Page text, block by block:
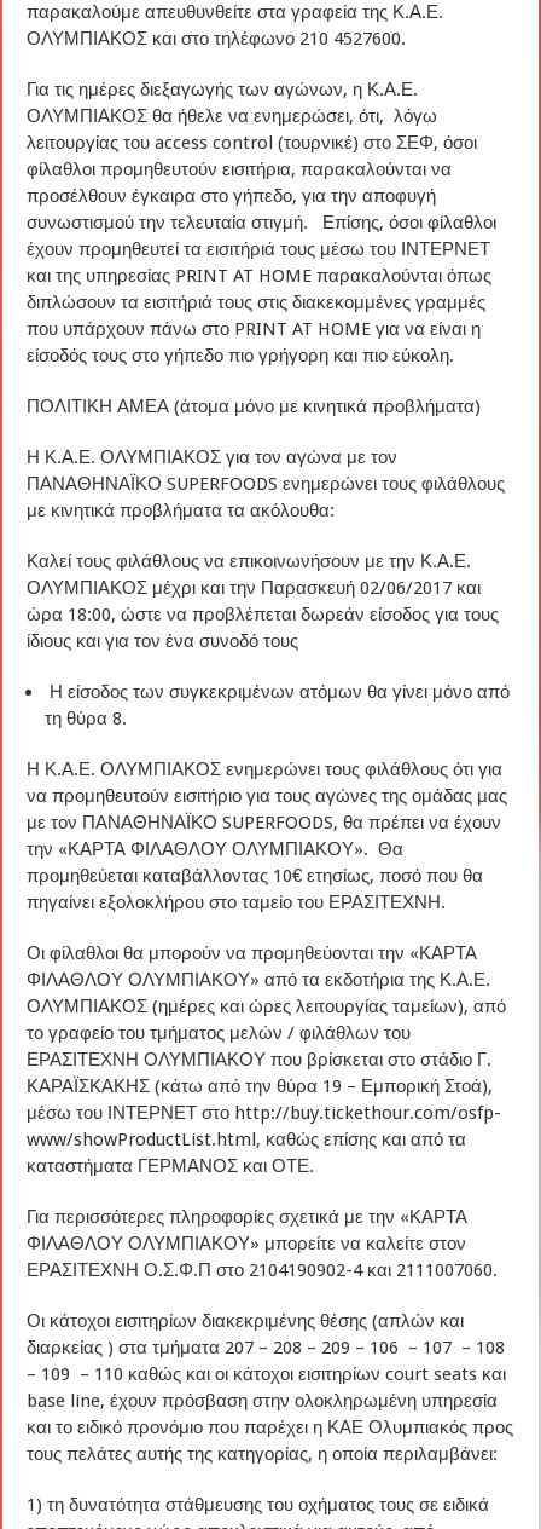
παρακαλούμε απευθυνθείτε στα γραφεία της Κ.Α.Ε.
ΟΛΥΜΠΙΑΚΟΣ και στο τηλέφωνο 210 4527600.
Για τις ημέρες διεξαγωγής των αγώνων, η Κ.Α.Ε.
ΟΛΥΜΠΙΑΚΟΣ θα ήθελε να ενημερώσει, ότι, λόγω
λειτουργίας του access control (τουρνικέ) στο ΣΕΦ, όσοι
φίλαθλοι προμηθευτούν εισιτήρια, παρακαλούνται να
προσέλθουν έγκαιρα στο γήπεδο, για την αποφυγή
συνωστισμού την τελευταία στιγμή. Επίσης, όσοι φίλαθλοι
έχουν προμηθευτεί τα εισιτήριά τους μέσω του ΙΝΤΕΡΝΕΤ
και της υπηρεσίας PRINT AT HOME παρακαλούνται όπως
διπλώσουν τα εισιτήριά τους στις διακεκομμένες γραμμές
που υπάρχουν πάνω στο PRINT AT HOME για να είναι η
είσοδός τους στο γήπεδο πιο γρήγορη και πιο εύκολη.
ΠΟΛΙΤΙΚΗ ΑΜΕΑ (άτομα μόνο με κινητικά προβλήματα)
Η Κ.Α.Ε. ΟΛΥΜΠΙΑΚΟΣ για τον αγώνα με τον
ΠΑΝΑΘΗΝΑΪΚΟ SUPERFOODS ενημερώνει τους φιλάθλους
με κινητικά προβλήματα τα ακόλουθα:
Καλεί τους φιλάθλους να επικοινωνήσουν με την Κ.Α.Ε.
ΟΛΥΜΠΙΑΚΟΣ μέχρι και την Παρασκευή 02/06/2017 και
ώρα 18:00, ώστε να προβλέπεται δωρεάν είσοδος για τους
ίδιους και για τον ένα συνοδό τους
Η είσοδος των συγκεκριμένων ατόμων θα γίνει μόνο από
τη θύρα 8.
Η Κ.Α.Ε. ΟΛΥΜΠΙΑΚΟΣ ενημερώνει τους φιλάθλους ότι για
να προμηθευτούν εισιτήριο για τους αγώνες της ομάδας μας
με τον ΠΑΝΑΘΗΝΑΪΚΟ SUPERFOODS, θα πρέπει να έχουν
την «ΚΑΡΤΑ ΦΙΛΑΘΛΟΥ ΟΛΥΜΠΙΑΚΟΥ». Θα
προμηθεύεται καταβάλλοντας 10€ ετησίως, ποσό που θα
πηγαίνει εξολοκλήρου στο ταμείο του ΕΡΑΣΙΤΕΧΝΗ.
Οι φίλαθλοι θα μπορούν να προμηθεύονται την «ΚΑΡΤΑ
ΦΙΛΑΘΛΟΥ ΟΛΥΜΠΙΑΚΟΥ» από τα εκδοτήρια της Κ.Α.Ε.
ΟΛΥΜΠΙΑΚΟΣ (ημέρες και ώρες λειτουργίας ταμείων), από
το γραφείο του τμήματος μελών / φιλάθλων του
ΕΡΑΣΙΤΕΧΝΗ ΟΛΥΜΠΙΑΚΟΥ που βρίσκεται στο στάδιο Γ.
ΚΑΡΑΪΣΚΑΚΗΣ (κάτω από την θύρα 19 – Εμπορική Στοά),
μέσω του ΙΝΤΕΡΝΕΤ στο http://buy.tickethour.com/osfp-
www/showProductList.html, καθώς επίσης και από τα
καταστήματα ΓΕΡΜΑΝΟΣ και ΟΤΕ.
Για περισσότερες πληροφορίες σχετικά με την «ΚΑΡΤΑ
ΦΙΛΑΘΛΟΥ ΟΛΥΜΠΙΑΚΟΥ» μπορείτε να καλείτε στον
ΕΡΑΣΙΤΕΧΝΗ Ο.Σ.Φ.Π στο 2104190902-4 και 2111007060.
Οι κάτοχοι εισιτηρίων διακεκριμένης θέσης (απλών και
διαρκείας ) στα τμήματα 207 – 208 – 209 – 106 – 107 – 108
– 109 – 110 καθώς και οι κάτοχοι εισιτηρίων court seats και
base line, έχουν πρόσβαση στην ολοκληρωμένη υπηρεσία
και το ειδικό προνόμιο που παρέχει η ΚΑΕ Ολυμπιακός προς
τους πελάτες αυτής της κατηγορίας, η οποία περιλαμβάνει:
1) τη δυνατότητα στάθμευσης του οχήματος τους σε ειδικά